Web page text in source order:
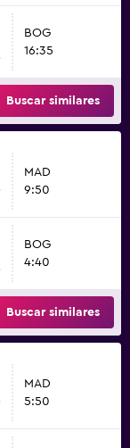
BOG
16:35
Buscar similares
MAD
9:50
BOG
4:40
Buscar similares
MAD
5:50